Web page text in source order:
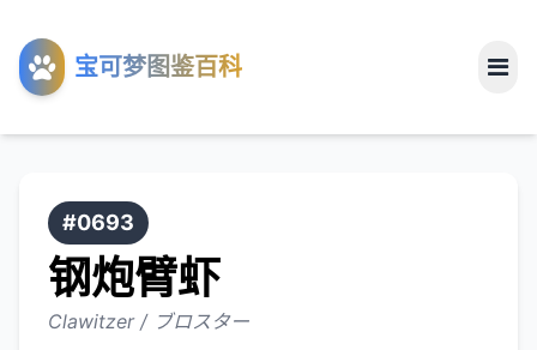
宝可梦图鉴百科
工具
关于
#0693
钢炮臂虾
Clawitzer / ブロスター